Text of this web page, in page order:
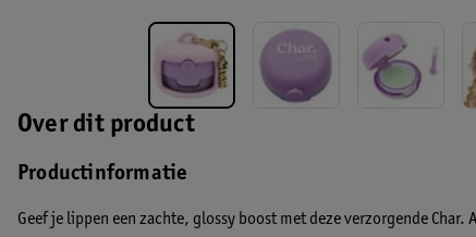
Over dit product
Productinformatie
Geef je lippen een zachte, glossy boost met deze verzorgende